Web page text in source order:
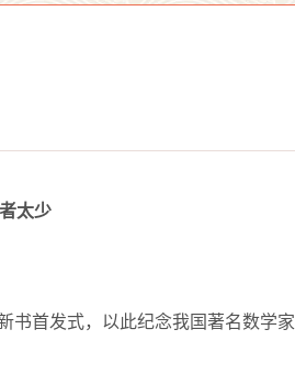
太少
书首发式，以此纪念我国著名数学家